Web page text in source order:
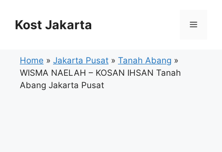
Kost Jakarta Menu
Home » Jakarta Pusat » Tanah Abang »
WISMA NAELAH – KOSAN IHSAN Tanah
Abang Jakarta Pusat